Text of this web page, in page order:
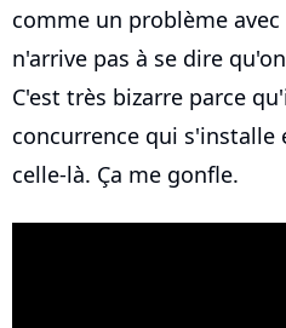
comme un problème avec
n'arrive pas à se dire
C'est très bizarre parce
concurrence qui s'installe
celle-là. Ça me gonfle.